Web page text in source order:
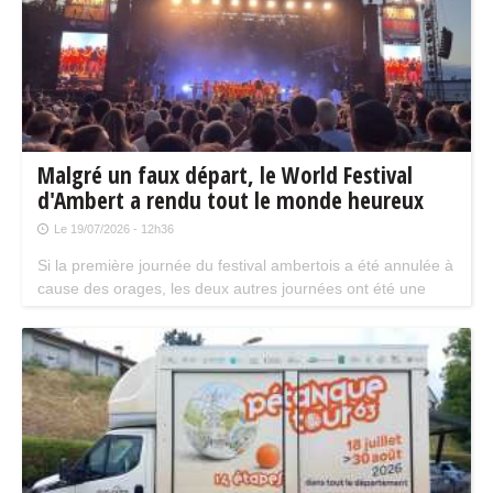
Malgré un faux départ, le World Festival
d'Ambert a rendu tout le monde heureux
Le 19/07/2026 - 12h36
Si la première journée du festival ambertois a été annulée à
cause des orages, les deux autres journées ont été une
troupes venues du monde entier et une organisation encore
une fois très bien rodée pour accueillir plus de 10 000
personnes chaque soir.